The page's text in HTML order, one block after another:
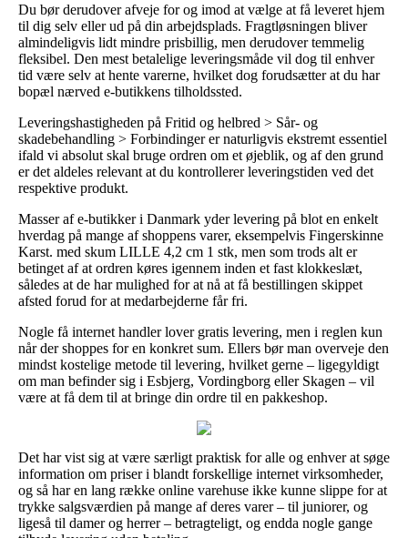
Du bør derudover afveje for og imod at vælge at få leveret hjem
til dig selv eller ud på din arbejdsplads. Fragtløsningen bliver
almindeligvis lidt mindre prisbillig, men derudover temmelig
fleksibel. Den mest betalelige leveringsmåde vil dog til enhver
tid være selv at hente varerne, hvilket dog forudsætter at du har
bopæl nærved e-butikkens tilholdssted.
Leveringshastigheden på Fritid og helbred > Sår- og
skadebehandling > Forbindinger er naturligvis ekstremt essentiel
ifald vi absolut skal bruge ordren om et øjeblik, og af den grund
er det aldeles relevant at du kontrollerer leveringstiden ved det
respektive produkt.
Masser af e-butikker i Danmark yder levering på blot en enkelt
hverdag på mange af shoppens varer, eksempelvis Fingerskinne
Karst. med skum LILLE 4,2 cm 1 stk, men som trods alt er
betinget af at ordren køres igennem inden et fast klokkeslæt,
således at de har mulighed for at nå at få bestillingen skippet
afsted forud for at medarbejderne får fri.
Nogle få internet handler lover gratis levering, men i reglen kun
når der shoppes for en konkret sum. Ellers bør man overveje den
mindst kostelige metode til levering, hvilket gerne – ligegyldigt
om man befinder sig i Esbjerg, Vordingborg eller Skagen – vil
være at få dem til at bringe din ordre til en pakkeshop.
Det har vist sig at være særligt praktisk for alle og enhver at søge
information om priser i blandt forskellige internet virksomheder,
og så har en lang række online varehuse ikke kunne slippe for at
trykke salgsværdien på mange af deres varer – til juniorer, og
ligeså til damer og herrer – betragteligt, og endda nogle gange